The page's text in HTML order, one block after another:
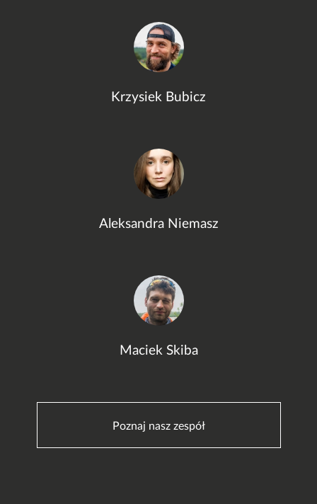
Krzysiek Bubicz
Aleksandra Niemasz
Maciek Skiba
Poznaj nasz zespół